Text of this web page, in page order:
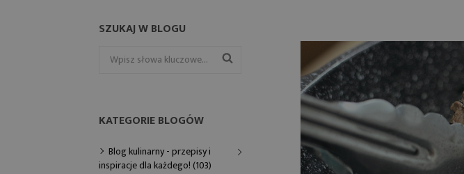
SZUKAJ W BLOGU
KATEGORIE BLOGÓW
Blog kulinarny - przepisy i
inspiracje dla każdego! (103)